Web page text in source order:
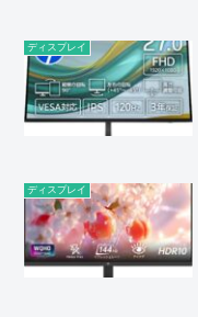
ディスプレイ
ディスプレイ